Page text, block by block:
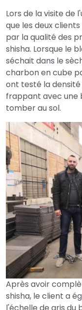
Lors de la visite de
que les deux
par la qualité des
shisha. Lorsque le
séchait dans le
charbon en cube
ont testé la
frappant avec une
tomber au sol.
Après avoir
shisha, le client a
l'échelle de gris du